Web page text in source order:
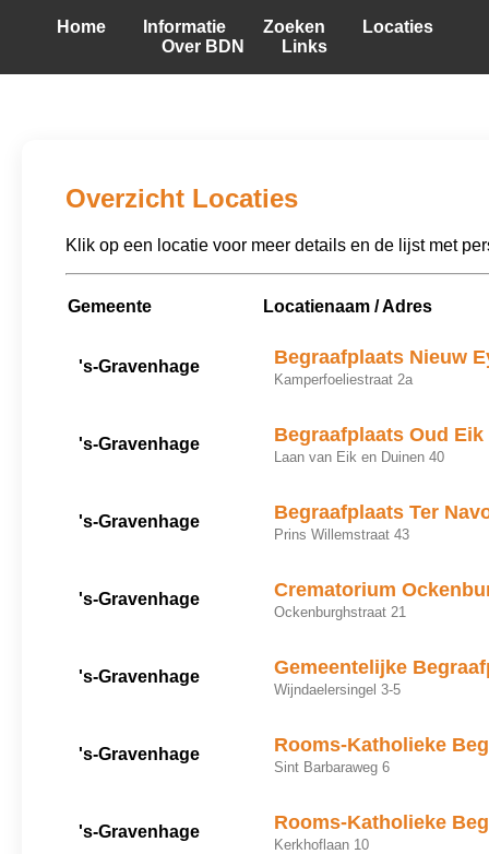
Home Informatie Zoeken
Locaties
Over BDN
Links
Overzicht Locaties
Klik op een locatie voor meer details en de lijst met
Gemeente Locatienaam / Adres
's-Gravenhage Begraafplaats Nieuw
Kamperfoeliestraat 2a
's-Gravenhage Begraafplaats Oud
Laan van Eik en Duinen 40
's-Gravenhage Begraafplaats Ter
Prins Willemstraat 43
's-Gravenhage Crematorium
Ockenburghstraat 21
's-Gravenhage Gemeentelijke
Wijndaelersingel 3-5
's-Gravenhage Rooms-Katholieke
Sint Barbaraweg 6
's-Gravenhage Rooms-Katholieke
Kerkhoflaan 10